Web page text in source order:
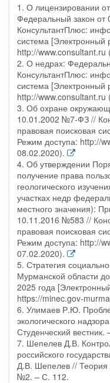
1. О лицензировании
Федеральный закон
КонсультантПлюс:
система [Электронный
http://
2. О недрах:
КонсультантПлюс:
система [Электронный
http://
3. Об охране
10.01.2002 №7-ФЗ //
правовая поисковая
Режим доступа: http://
08.02.2020).
4. Об утверждении
получение права
геологического
участках недр
местного значения):
10.11.2016 №583 //
правовая поисковая
Режим доступа: http://
07.02.2020).
5. Стратегия
Мурманской области
2025 года
https://minec.gov-
6. Улимаев Р.Ю.
экологического
Студенческий
7. Шепелев Д.В.
российского
Д.В. Шепелев // Теория
№2. – С. 112.